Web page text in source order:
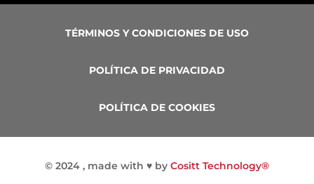
TÉRMINOS Y CONDICIONES DE USO
POLÍTICA DE PRIVACIDAD
POLÍTICA DE COOKIES
© 2024 , made with ♥by Cositt Technology®